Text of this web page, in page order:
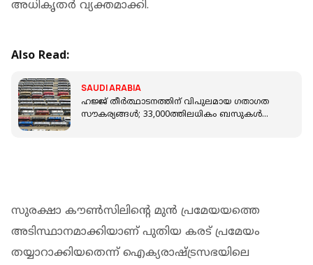
അധികൃതര്‍ വ്യക്തമാക്കി.
Also Read:
SAUDI ARABIA
ഹജ്ജ് തീർത്ഥാടനത്തിന് വിപുലമായ ​ഗതാ​ഗത
സൗകര്യങ്ങൾ; 33,000ത്തിലധികം ബസുകൾ
സുരക്ഷാ കൗണ്‍സിലിന്റെ മുന്‍ പ്രമേയയത്തെ
അടിസ്ഥാനമാക്കിയാണ് പുതിയ കരട് പ്രമേയം
തയ്യാറാക്കിയതെന്ന് ഐക്യരാഷ്ട്രസഭയിലെ